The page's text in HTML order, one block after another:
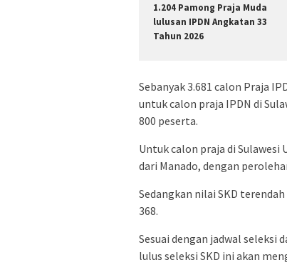
1.204 Pamong Praja Muda
lulusan IPDN Angkatan 33
Tahun 2026
Sebanyak 3.681 calon Praja
untuk calon praja IPDN di
800 peserta.
Untuk calon praja di
dari Manado, dengan
Sedangkan nilai SKD
368.
Sesuai dengan jadwal seleksi
lulus seleksi SKD ini akan